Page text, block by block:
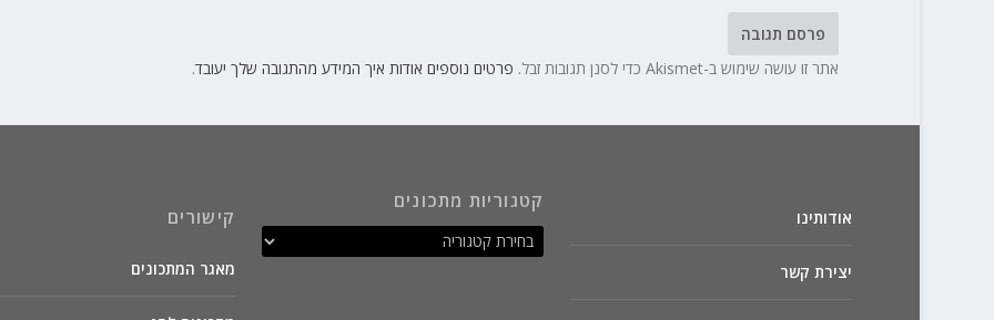
אתר זו עושה שימוש ב-Akismet כדי לסנן תגובות זבל. פרטים נוספים אודות איך המידע מהתגובה שלך יעובד.
אודותינו
יצירת קשר
קטגוריות מתכונים
קישורים
מאגר המתכונים